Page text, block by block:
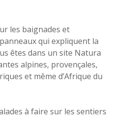
les baignades et
qui expliquent la
êtes dans un site Natura
alpines, provençales,
et même d’Afrique du
à faire sur les sentiers